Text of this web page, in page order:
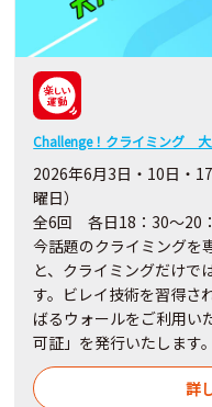
Challenge！クライミング
2026年6月3日・10日・
曜日）
全6回 各日18：30～20
今話題のクライミングを
と、クライミングだけで
す。ビレイ技術を習得さ
ばるウォールをご利用い
可証」を発行いたします。
詳